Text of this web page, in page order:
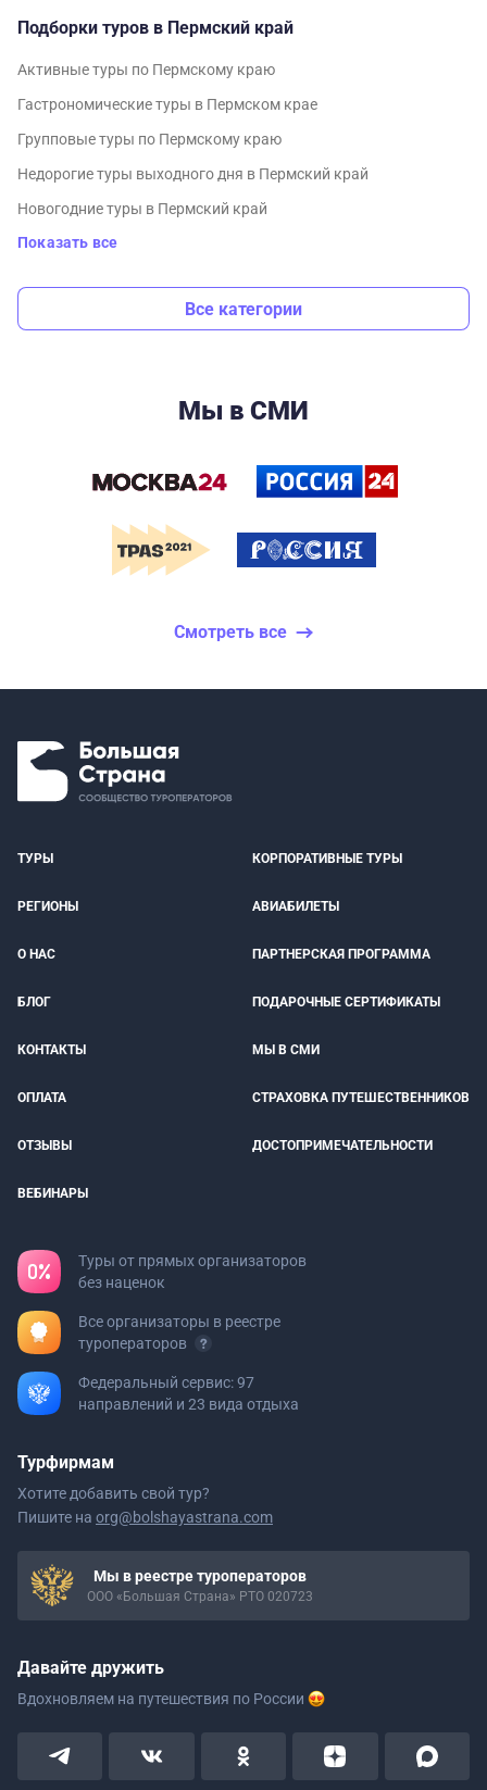
Подборки туров в Пермский край
Активные туры по Пермскому краю
Гастрономические туры в Пермском крае
Групповые туры по Пермскому краю
Недорогие туры выходного дня в Пермский край
Новогодние туры в Пермский край
Показать все
Все категории
Мы в СМИ
Смотреть все
ТУРЫ КОРПОРАТИВНЫЕ ТУРЫ
РЕГИОНЫ АВИАБИЛЕТЫ
О НАС ПАРТНЕРСКАЯ ПРОГРАММА
БЛОГ ПОДАРОЧНЫЕ СЕРТИФИКАТЫ
КОНТАКТЫ МЫ В СМИ
ОПЛАТА СТРАХОВКА ПУТЕШЕСТВЕННИКОВ
ОТЗЫВЫ ДОСТОПРИМЕЧАТЕЛЬНОСТИ
ВЕБИНАРЫ
Туры от прямых организаторов
без наценок
Все организаторы в реестре
туроператоров
Федеральный сервис: 97
направлений и 23 вида отдыха
Турфирмам
Хотите добавить свой тур?
Пишите на org@bolshayastrana.com
Мы в реестре туроператоров
ООО «Большая Страна» РТО 020723
Давайте дружить
Вдохновляем на путешествия по России